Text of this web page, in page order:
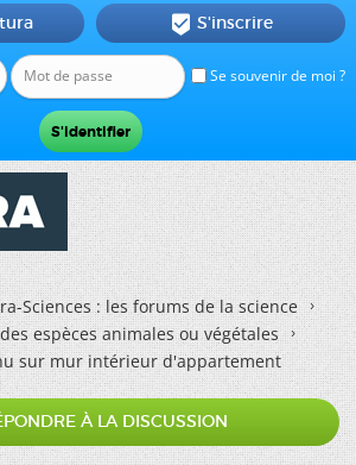
Se souvenir de moi ?
 S'inscrire
Sciences : les forums de la science
espèces animales ou végétales
sur mur intérieur d'appartement
À LA DISCUSSION